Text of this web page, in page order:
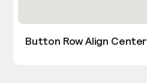
Button Row Align Center